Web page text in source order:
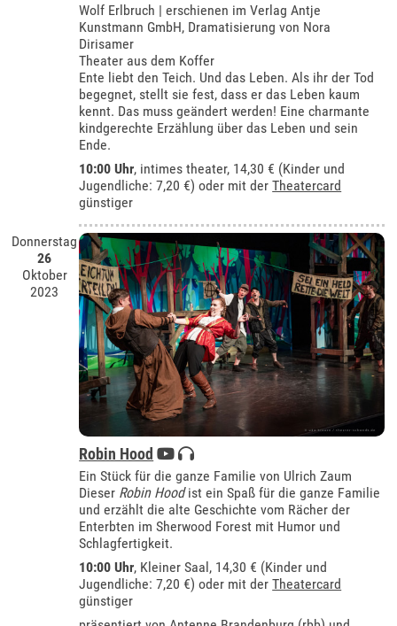
Wolf Erlbruch | erschienen im Verlag Antje
Kunstmann GmbH, Dramatisierung von Nora
Dirisamer
Theater aus dem Koffer
Ente liebt den Teich. Und das Leben. Als ihr der Tod
begegnet, stellt sie fest, dass er das Leben kaum
kennt. Das muss geändert werden! Eine charmante
kindgerechte Erzählung über das Leben und sein
Ende.
10:00 Uhr, intimes theater, 14,30 € (Kinder und
Jugendliche: 7,20 €) oder mit derTheatercard
günstiger
Donnerstag
26
Oktober
2023
Robin Hood
Ein Stück für die ganze Familie von Ulrich Zaum
Dieser Robin Hoodist ein Spaß für die ganze Familie
und erzählt die alte Geschichte vom Rächer der
Enterbten im Sherwood Forest mit Humor und
Schlagfertigkeit.
10:00 Uhr, Kleiner Saal, 14,30 € (Kinder und
Jugendliche: 7,20 €) oder mit derTheatercard
günstiger